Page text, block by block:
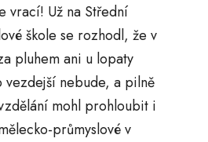
vrací! Už na Střední
škole se rozhodl, že v
pluhem ani u lopaty
vezdejší nebude, a pilně
mohl prohloubit i
průmyslové v